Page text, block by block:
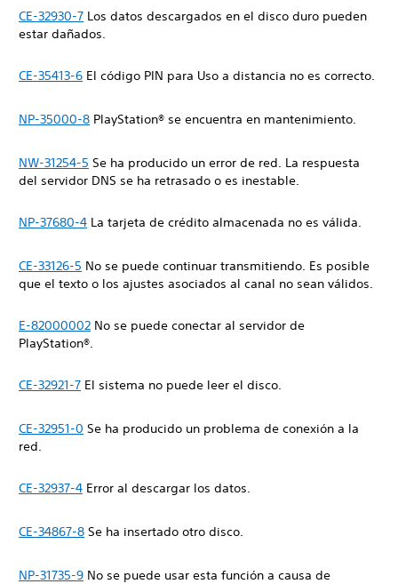
CE-32930-7 Los datos descargados en el disco duro pueden
estar dañados.
CE-35413-6 El código PIN para Uso a distancia no es correcto.
NP-35000-8 PlayStation® se encuentra en mantenimiento.
NW-31254-5 Se ha producido un error de red. La respuesta
del servidor DNS se ha retrasado o es inestable.
NP-37680-4 La tarjeta de crédito almacenada no es válida.
CE-33126-5 No se puede continuar transmitiendo. Es posible
que el texto o los ajustes asociados al canal no sean válidos.
E-82000002 No se puede conectar al servidor de
PlayStation®.
CE-32921-7 El sistema no puede leer el disco.
CE-32951-0 Se ha producido un problema de conexión a la
red.
CE-32937-4 Error al descargar los datos.
CE-34867-8 Se ha insertado otro disco.
NP-31735-9 No se puede usar esta función a causa de